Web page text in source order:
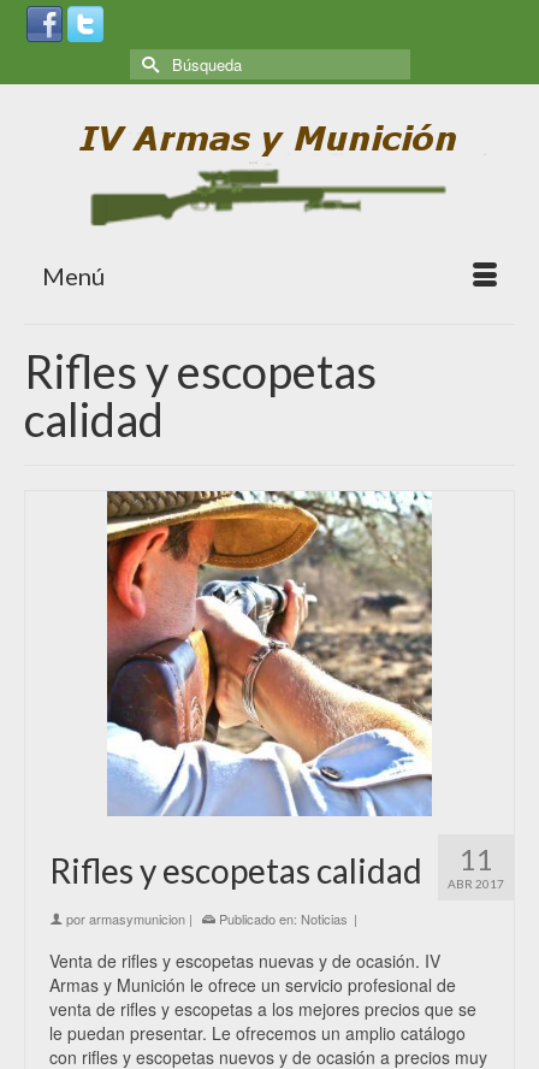
Menú
Rifles y escopetas
calidad
11
ABR 2017
Rifles y escopetas calidad
porarmasymunicion | Publicado en: Noticias |
Venta de rifles y escopetas nuevas y de ocasión. IV
Armas y Munición le ofrece un servicio profesional de
venta de rifles y escopetas a los mejores precios que se
le puedan presentar. Le ofrecemos un amplio catálogo
con rifles y escopetas nuevos y de ocasión a precios muy